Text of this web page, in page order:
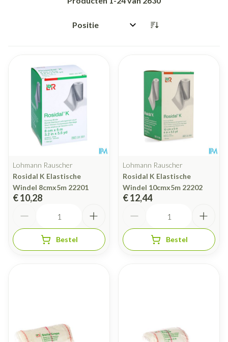
Sorteer op:
Lohmann Rauscher
Rosidal K Elastische
Windel 8cmx5m 22201
€ 10,28
Bestel
Lohmann Rauscher
Rosidal K Elastische
Windel 10cmx5m 22202
€ 12,44
Bestel